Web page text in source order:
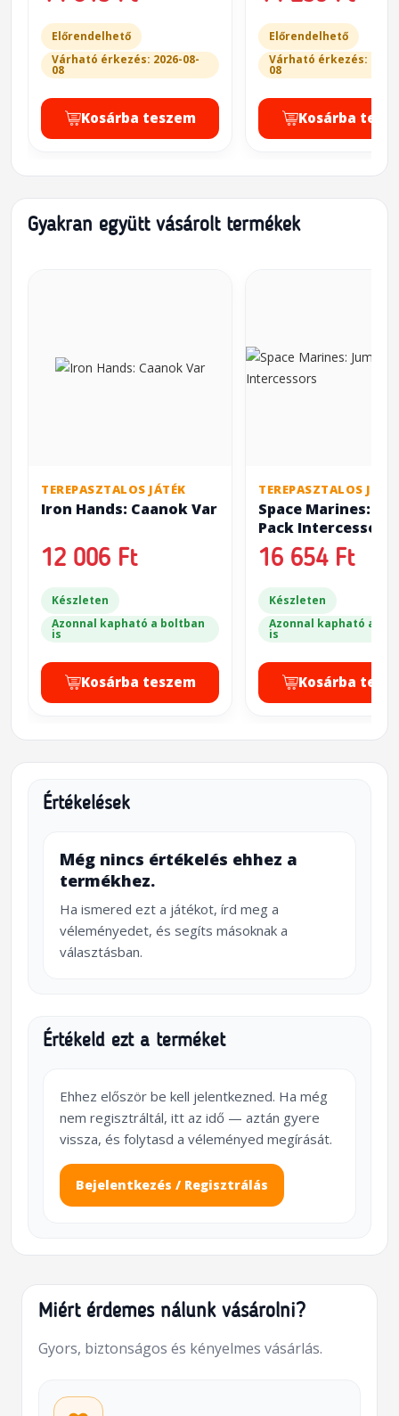
Előrendelhető
Várható érkezés: 2026-08-
08
Kosárba teszem
Előrendelhető
Várható érkezés:
08
Kosárba
Gyakran együtt vásárolt termékek
TEREPASZTALOS JÁTÉK
Iron Hands: Caanok Var
12 006 Ft
Készleten
Azonnal kapható a boltban
is
Kosárba teszem
TEREPASZTALOS
Space Marines:
Pack Intercessors
16 654 Ft
Készleten
Azonnal kapható a
is
Kosárba
Értékelések
Még nincs értékelés ehhez a
termékhez.
Ha ismered ezt a játékot, írd meg a
véleményedet, és segíts másoknak a
választásban.
Értékeld ezt a terméket
Ehhez először be kell jelentkezned. Ha még
nem regisztráltál, itt az idő — aztán gyere
vissza, és folytasd a véleményed megírását.
Bejelentkezés / Regisztrálás
Miért érdemes nálunk vásárolni?
Gyors, biztonságos és kényelmes vásárlás.